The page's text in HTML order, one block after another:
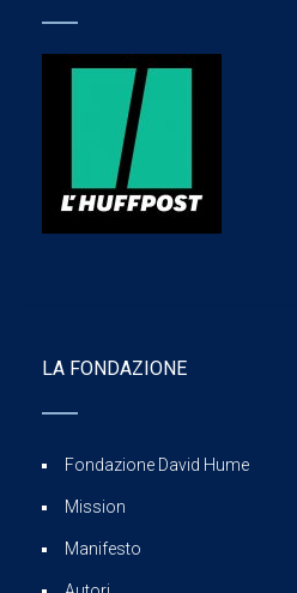
LA FONDAZIONE
Fondazione David Hume
Mission
Manifesto